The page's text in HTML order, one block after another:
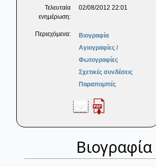
Τελευταία
ενημέρωση:
02/08/2012 22:01
Περιεχόμενα:
Βιογραφία
Αγιογραφίες /
Φωτογραφίες
Σχετικές συνδέσεις
Παραπομπές
Βιογραφία